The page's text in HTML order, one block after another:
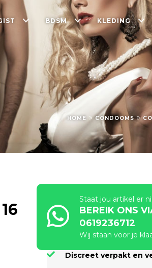
BDSM KLEDING
HOME » CONDOOMS »
Staat jou artikel er
BEREIK ONS
0619236712
Wij staan voor je
Discreet verpakt en